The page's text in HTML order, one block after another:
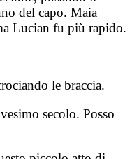
del capo. Maia
Lucian fu più rapido.
le braccia.
secolo. Posso